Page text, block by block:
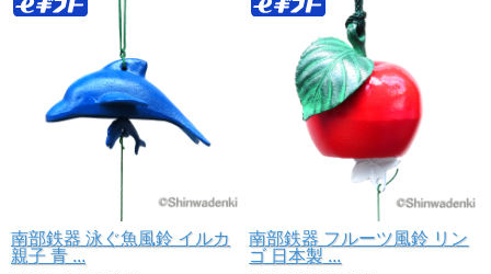
南部鉄器 泳ぐ魚風鈴 イルカ
親子 青 ...
南部鉄器 フルーツ風鈴 リン
ゴ 日本製 ...